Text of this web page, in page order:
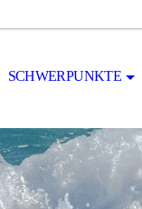
SCHWERPUNKTE